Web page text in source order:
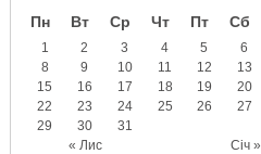
Пн
Вт Ср Чт Пт Сб
« Лис Січ »
1 2 3 4 5 6
8
9 10 11 12 13
15
16 17 18 19 20
22
23 24 25 26 27
29
30 31